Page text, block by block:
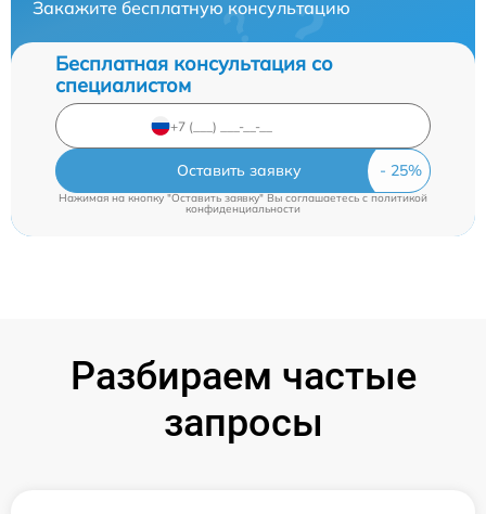
Закажите бесплатную консультацию
Бесплатная консультация со
специалистом
Оставить заявку
Нажимая на кнопку "Оставить заявку" Вы соглашаетесь cполитикой
конфиденциальности
Разбираем частые
запросы